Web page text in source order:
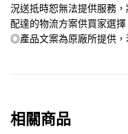
況送抵時恕無法提供服務
配達的物流方案供買家選擇
◎產品文案為原廠所提供，
相關商品